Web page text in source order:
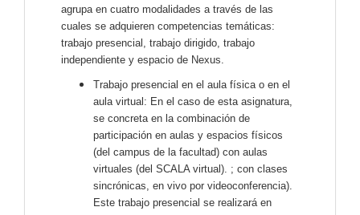
agrupa en cuatro modalidades a través de las
cuales se adquieren competencias temáticas:
trabajo presencial, trabajo dirigido, trabajo
independiente y espacio de Nexus.
Trabajo presencial en el aula física o en el
aula virtual: En el caso de esta asignatura,
se concreta en la combinación de
participación en aulas y espacios físicos
(del campus de la facultad) con aulas
virtuales (del SCALA virtual). ; con clases
sincrónicas, en vivo por videoconferencia).
Este trabajo presencial se realizará en